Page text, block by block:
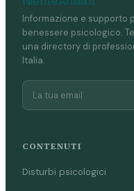
Informazione e supporto
benessere psicologico.
una directory di
Italia.
CONTENUTI
Disturbi psicologici